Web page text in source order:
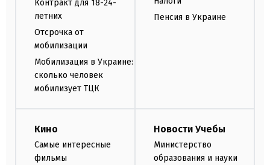
Контракт для 18-24-
летних
Отсрочка от
мобилизации
Мобилизация в Украине:
сколько человек
мобилизует ТЦК
Пенсия в Украине
Кино
Самые интересные
фильмы
Новости Учебы
Министерство
образования и науки